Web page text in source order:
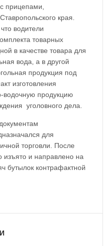
прицепами,
края.
водители
товарных
в качестве товара для
вода, а в другой
продукция под
изготовления
водочную продукцию
уголовного дела.
для
торговли. После
изъято и направлено на
бутылок контрафактной